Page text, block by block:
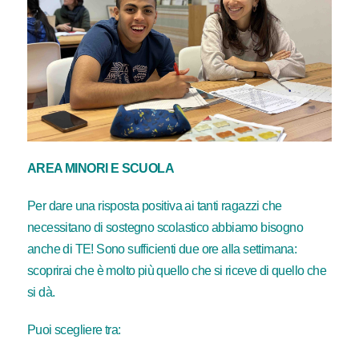
AREA MINORI E SCUOLA
Per dare una risposta positiva ai tanti ragazzi che
necessitano di sostegno scolastico abbiamo bisogno
anche di TE! Sono sufficienti due ore alla settimana:
scoprirai che è molto più quello che si riceve di quello che
si dà.
Puoi scegliere tra: